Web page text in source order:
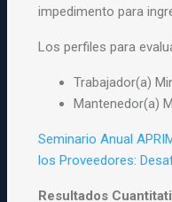
impedimento para
Los perfiles para
Trabajador(a)
Mantenedor(a)
Seminario Anual
los Proveedores:
Resultados